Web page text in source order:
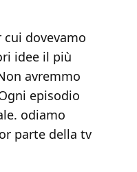
cui dovevamo
idee il più
avremmo
episodio
odiamo
parte della tv